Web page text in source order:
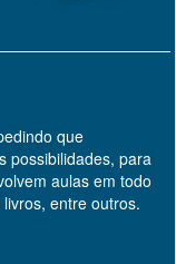
que
possibilidades, para
aulas em todo
entre outros.